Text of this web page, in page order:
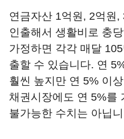
연금자산 1억원, 2억원
인출해서 생활비로 충
가정하면 각각 매달
출할 수 있습니다. 연
훨씬 높지만 연 5% 이
채권시장에도 연 5%를
불가능한 수치는 아닙